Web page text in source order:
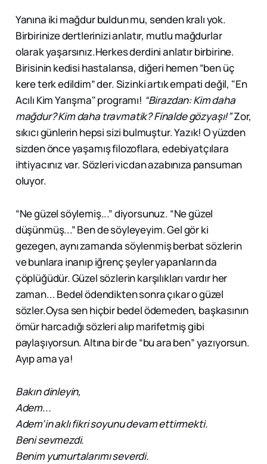
Yanına iki mağdur buldun mu, senden kralı yok.
Birbirinize dertlerinizi anlatır, mutlu mağdurlar
olarak yaşarsınız.Herkes derdini anlatır birbirine.
Birisinin kedisi hastalansa, diğeri hemen “ben üç
kere terk edildim” der. Sizinki artık empati değil, "En
Acılı Kim Yarışma" programı! “Birazdan: Kim daha
mağdur? Kim daha travmatik? Finalde gözyaşı!”Zor,
sıkıcı günlerin hepsi sizi bulmuştur. Yazık! O yüzden
sizden önce yaşamış filozoflara, edebiyatçılara
ihtiyacınız var. Sözleri vicdan azabınıza pansuman
oluyor.
“Ne güzel söylemiş...” diyorsunuz. “Ne güzel
düşünmüş...” Ben de söyleyeyim. Gel gör ki
gezegen, aynı zamanda söylenmiş berbat sözlerin
ve bunlara inanıp iğrenç şeyler yapanların da
çöplüğüdür. Güzel sözlerin karşılıkları vardır her
zaman... Bedel ödendikten sonra çıkar o güzel
sözler.Oysa sen hiçbir bedel ödemeden, başkasının
ömür harcadığı sözleri alıp marifetmiş gibi
paylaşıyorsun. Altına bir de “bu ara ben” yazıyorsun.
Ayıp ama ya!
Bakın dinleyin,
Adem...
Adem’in aklı fikri soyunu devam ettirmekti.
Beni sevmezdi.
Benim yumurtalarımı severdi.